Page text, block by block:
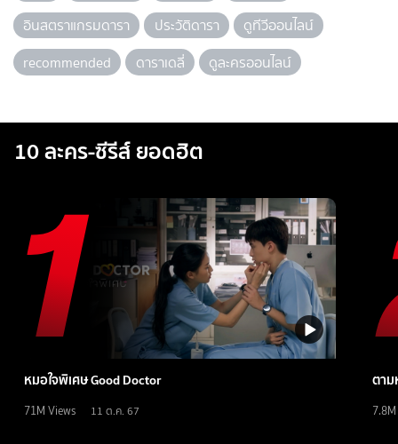
อินสตราแกรมดารา
ประวัติดารา
ดูทีวีออนไลน์
recommended
ดาราเดลี่ ดูละครออนไลน์
10 ละคร-ซีรีส์ ยอดฮิต
หมอใจพิเศษ Good Doctor
71M Views 11 ต.ค. 67
ตาม
7.8M